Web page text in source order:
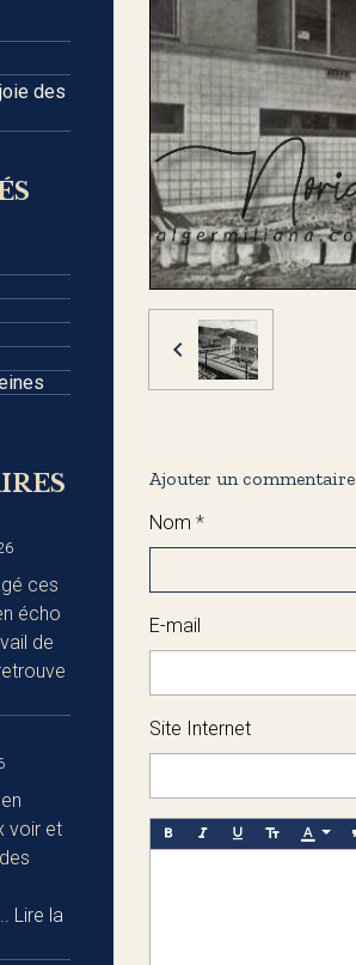
Ajouter un commentaire
Nom
E-mail
Site Internet
des
ces
écho
de
voir et
Lire la